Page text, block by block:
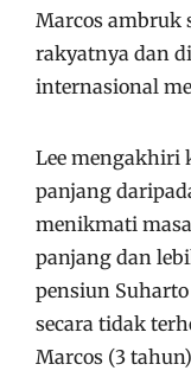
Marcos ambruk
rakyatnya dan
internasional
Lee mengakhiri
panjang
menikmati
panjang dan
pensiun
secara tidak
Marcos (3